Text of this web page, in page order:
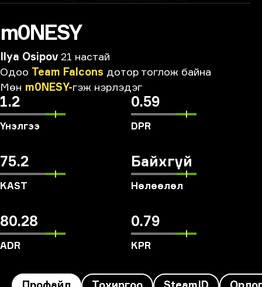
m0NESY
Ilya Osipov 21 настай
Одоо Team Falcons дотор тоглож байна
Мөн m0NESY-гэж нэрлэдэг
1.2
Үнэлгээ
0.59
DPR
75.2
KAST
Байхгүй
Нөлөөлөл
80.28
ADR
0.79
KPR